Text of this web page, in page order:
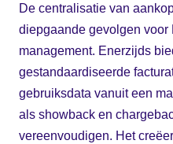
De centralisatie van
diepgaande gevolgen voor
management. Enerzijds
gestandaardiseerde
gebruiksdata vanuit een
als showback en
vereenvoudigen. Het